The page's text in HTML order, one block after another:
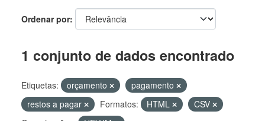
Ordenar por
1 conjunto de dados encontrado
Etiquetas: orçamento
pagamento
restos a pagar
Formatos: HTML
CSV